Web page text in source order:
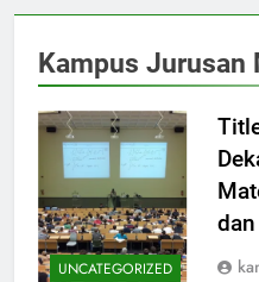
Kampus Jurusan
UNCATEGORIZED